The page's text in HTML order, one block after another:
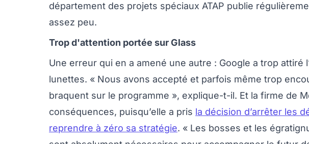
département des projets spéciaux ATAP publie
assez peu.
Trop d'attention portée sur Glass
Une erreur qui en a amené une autre : Google a trop attiré
lunettes. « Nous avons accepté et parfois même trop
braquent sur le programme », explique-t-il. Et la firme de
conséquences, puisqu’elle a pris la décision d’arrêter les
reprendre à zéro sa stratégie. « Les bosses et les